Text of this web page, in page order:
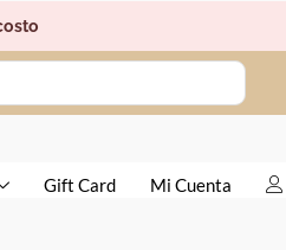
Gift Card Mi Cuenta